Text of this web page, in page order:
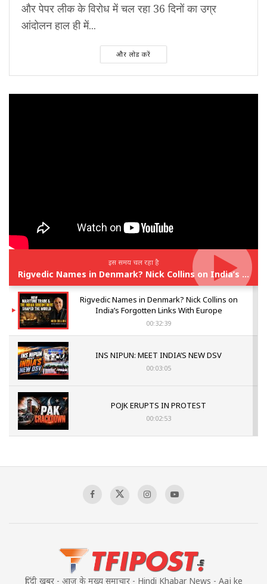
और पेपर लीक के विरोध में चल रहा 36 दिनों का उग्र
आंदोलन हाल ही में...
और लोड करें
इस समय चल रहा है
Rigvedic Names in Denmark? Nick Collins on India’s Forgotten Links With Europe
Rigvedic Names in Denmark? Nick Collins on
India’s Forgotten Links With Europe
00:32:39
INS NIPUN: MEET INDIA’S NEW DSV
00:03:05
POJK ERUPTS IN PROTEST
00:02:53
Sagar
हिंदी खबर - आज के मुख्य समाचार - Hindi Khabar News - Aaj ke